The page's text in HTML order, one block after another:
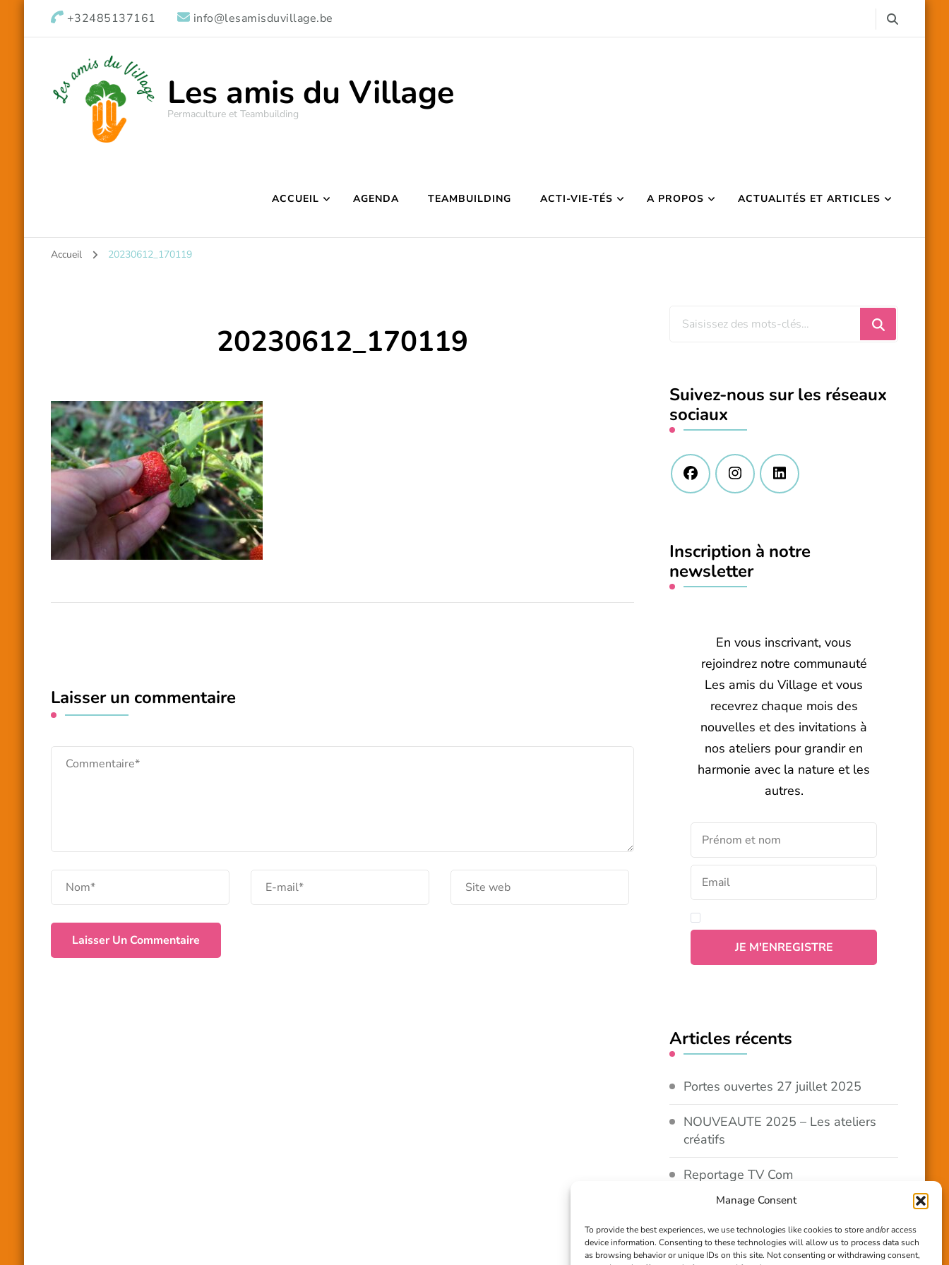
Manage Consent
To provide the best experiences, we use technologies like cookies to store and/or access
device information. Consenting to these technologies will allow us to process data such
as browsing behavior or unique IDs on this site. Not consenting or withdrawing consent,
+32485137161 info@lesamisduvillage.be
Les amis du Village
Permaculture et Teambuilding
ACCUEIL AGENDA TEAMBUILDING ACTI-VIE-TÉS A PROPOS ACTUALITÉS ET ARTICLES
Accueil 20230612_170119
20230612_170119
Laisser un commentaire
Vous
?
Suivez-nous sur les réseaux
sociaux
Inscription à notre
newsletter
En vous inscrivant, vous
rejoindrez notre communauté
Les amis du Village et vous
recevrez chaque mois des
nouvelles et des invitations à
nos ateliers pour grandir en
harmonie avec la nature et les
autres.
Articles récents
Portes ouvertes 27 juillet 2025
NOUVEAUTE 2025 – Les ateliers
créatifs
Reportage TV Com
Construction en terre-paille
Chantier Participatif Terre Paille